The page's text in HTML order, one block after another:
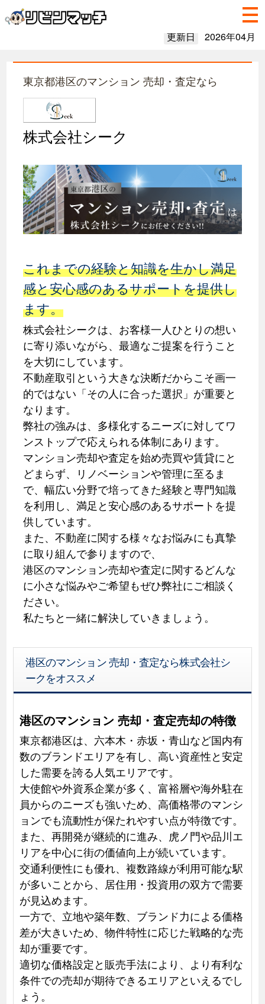
更新日 2026年04月
東京都港区のマンション 売却・査定なら
株式会社シーク
これまでの経験と知識を生かし満足
感と安心感のあるサポートを提供し
ます。
株式会社シークは、お客様一人ひとりの想い
に寄り添いながら、最適なご提案を行うこと
を大切にしています。
不動産取引という大きな決断だからこそ画一
的ではない「その人に合った選択」が重要と
なります。
弊社の強みは、多様化するニーズに対してワ
ンストップで応えられる体制にあります。
マンション売却や査定を始め売買や賃貸にと
どまらず、リノベーションや管理に至るま
で、幅広い分野で培ってきた経験と専門知識
を利用し、満足と安心感のあるサポートを提
供しています。
また、不動産に関する様々なお悩みにも真摯
に取り組んで参りますので、
港区のマンション売却や査定に関するどんな
に小さな悩みやご希望もぜひ弊社にご相談く
ださい。
私たちと一緒に解決していきましょう。
港区のマンション 売却・査定なら株式会社シ
ークをオススメ
港区のマンション 売却・査定売却の特徴
東京都港区は、六本木・赤坂・青山など国内有
数のブランドエリアを有し、高い資産性と安定
した需要を誇る人気エリアです。
大使館や外資系企業が多く、富裕層や海外駐在
員からのニーズも強いため、高価格帯のマンシ
ョンでも流動性が保たれやすい点が特徴です。
また、再開発が継続的に進み、虎ノ門や品川エ
リアを中心に街の価値向上が続いています。
交通利便性にも優れ、複数路線が利用可能な駅
が多いことから、居住用・投資用の双方で需要
が見込めます。
一方で、立地や築年数、ブランド力による価格
差が大きいため、物件特性に応じた戦略的な売
却が重要です。
適切な価格設定と販売手法により、より有利な
条件での売却が期待できるエリアといえるでし
ょう。